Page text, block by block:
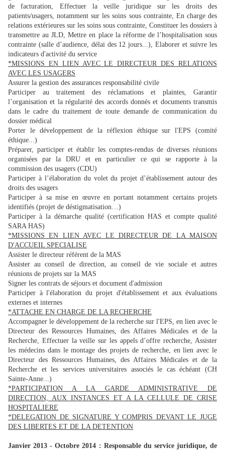
de facturation, Effectuer la veille juridique sur les droits des
patients/usagers, notamment sur les soins sous contrainte, En charge des
relations extérieures sur les soins sous contrainte, Constituer les dossiers à
transmettre au JLD, Mettre en place la réforme de l’hospitalisation sous
contrainte (salle d’audience, délai des 12 jours...), Elaborer et suivre les
indicateurs d'activité du service
*MISSIONS EN LIEN AVEC LE DIRECTEUR DES RELATIONS
AVEC LES USAGERS
Assurer la gestion des assurances responsabilité civile
Participer au traitement des réclamations et plaintes, Garantir
l’organisation et la régularité des accords donnés et documents transmis
dans le cadre du traitement de toute demande de communication du
dossier médical
Porter le développement de la réflexion éthique sur l'EPS (comité
éthique...)
Préparer, participer et établir les comptes-rendus de diverses réunions
organisées par la DRU et en particulier ce qui se rapporte à la
commission des usagers (CDU)
Participer à l’élaboration du volet du projet d’établissement autour des
droits des usagers
Participer à sa mise en œuvre en portant notamment certains projets
identifiés (projet de déstigmatisation…)
Participer à la démarche qualité (certification HAS et compte qualité
SARA HAS)
*MISSIONS EN LIEN AVEC LE DIRECTEUR DE LA MAISON
D'ACCUEIL SPECIALISE
Assister le directeur référent de la MAS
Assister au conseil de direction, au conseil de vie sociale et autres
réunions de projets sur la MAS
Signer les contrats de séjours et document d'admission
Participer à l'élaboration du projet d'établissement et aux évaluations
externes et internes
*ATTACHE EN CHARGE DE LA RECHERCHE
Accompagner le développement de la recherche sur l'EPS, en lien avec le
Directeur des Ressources Humaines, des Affaires Médicales et de la
Recherche, Effectuer la veille sur les appels d’offre recherche, Assister
les médecins dans le montage des projets de recherche, en lien avec le
Directeur des Ressources Humaines, des Affaires Médicales et de la
Recherche et les services universitaires associés le cas échéant (CH
Sainte-Anne...)
*PARTICIPATION A LA GARDE ADMINISTRATIVE DE
DIRECTION, AUX INSTANCES ET A LA CELLULE DE CRISE
HOSPITALIERE
*DELEGATION DE SIGNATURE Y COMPRIS DEVANT LE JUGE
DES LIBERTES ET DE LA DETENTION
Janvier 2013 - Octobre 2014 : Responsable du service juridique, de